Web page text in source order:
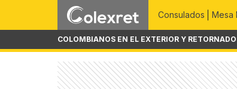
Consulados Mesa
COLOMBIANOS EN EL EXTERIOR Y